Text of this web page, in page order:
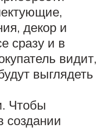
декор и
сразу и в
видит,
выглядеть
Чтобы
создании